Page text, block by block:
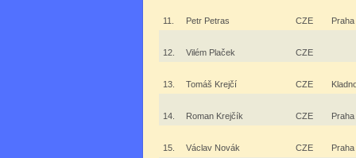
11. Petr Petras CZE Praha
12. Vilém Plaček CZE
13. Tomáš Krejčí CZE
14. Roman Krejčík CZE Praha
15. Václav Novák CZE Praha